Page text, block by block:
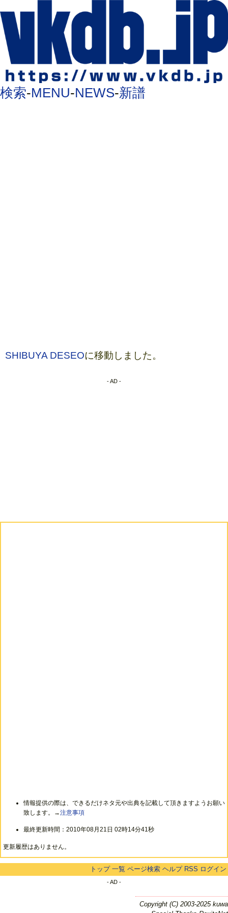
検索-MENU-NEWS-新譜
SHIBUYA DESEOに移動しました。
- AD -
情報提供の際は、できるだけネタ元や出典を記載して頂きますようお願い
致します。→注意事項
最終更新時間：2010年08月21日 02時14分41秒
更新履歴はありません。
トップ 一覧 ページ検索 ヘルプ RSS ログイン
- AD -
Copyright (C) 2003-2025 kuwa